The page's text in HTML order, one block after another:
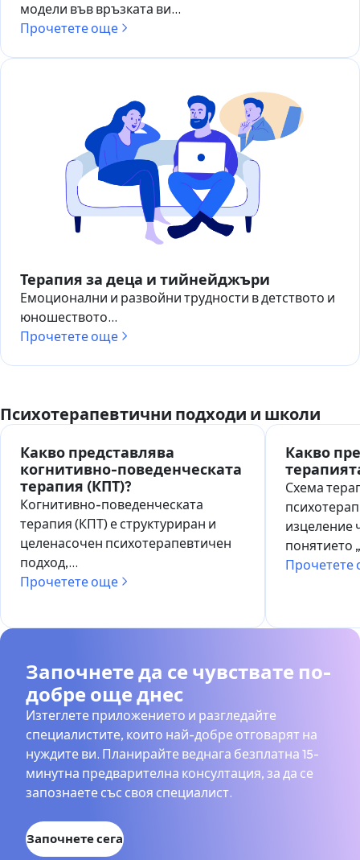
модели във връзката ви...
Прочетете още
Терапия за деца и тийнейджъри
Емоционални и развойни трудности в детството и
юношеството...
Прочетете още
Психотерапевтични подходи и школи
Какво представлява
когнитивно-поведенческата
терапия (КПТ)?
Когнитивно-поведенческата
терапия (КПТ) е структуриран и
целенасочен психотерапевтичен
подход,…
Прочетете още
Какво
Схема
изцеление
понятието
Прочетете
Започнете да се чувствате по-
добре още днес
Изтеглете приложението и разгледайте
специалистите, които най-добре отговарят на
нуждите ви. Планирайте веднага безплатна 15-
минутна предварителна консултация, за да се
запознаете със своя специалист.
Започнете сега